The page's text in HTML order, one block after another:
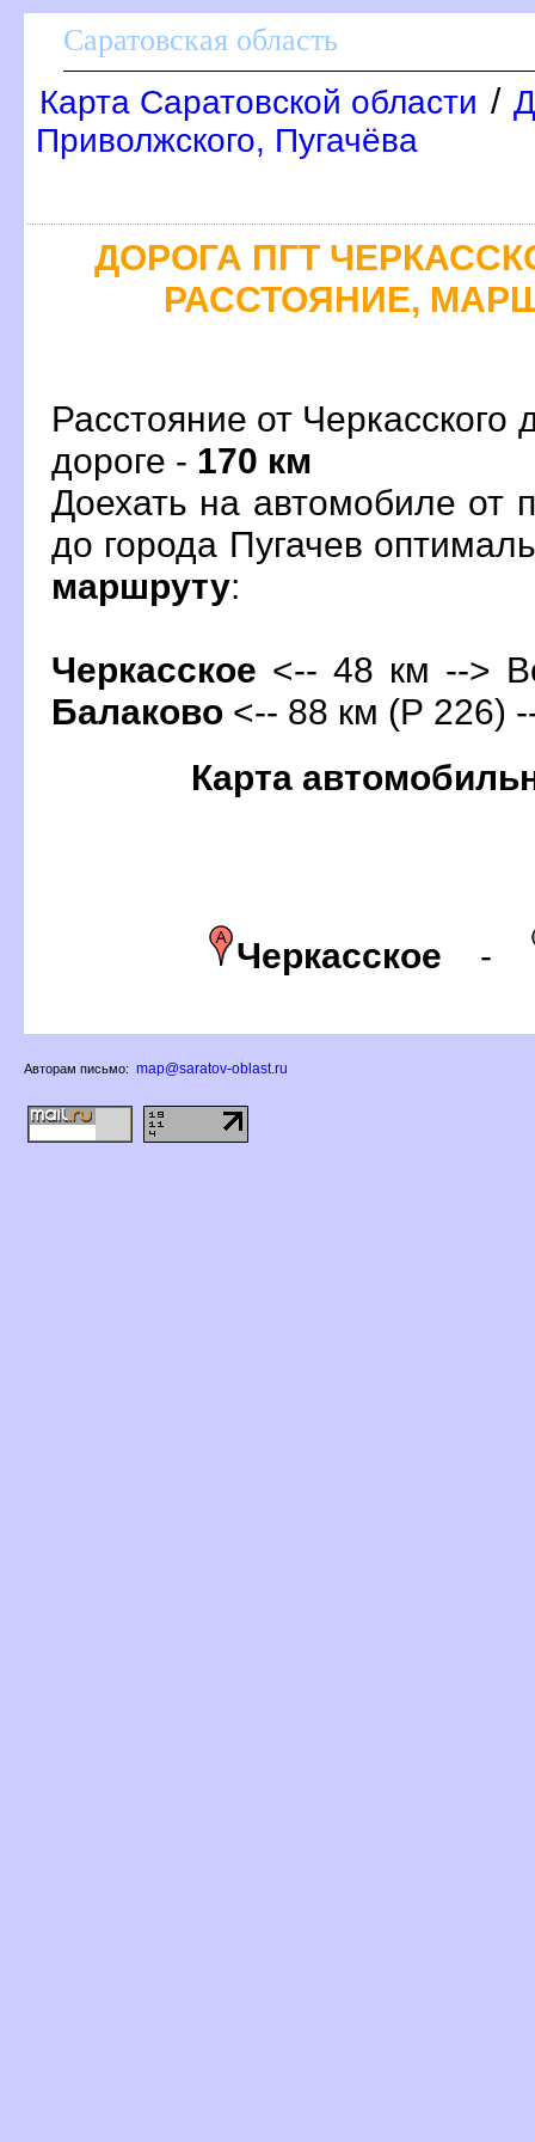
Саратовская область
Карта Саратовской области /
Приволжского, Пугачёва
ДОРОГА ПГТ
РАССТОЯНИЕ,
Расстояние от Черкасского
дороге - 170 км
Доехать на автомобиле от
до города Пугачев
маршруту:
Черкасское <-- 48 км -->
Балаково <-- 88 км (Р 226)
Карта
Черкасское -
Авторам письмо: map@saratov-oblast.ru